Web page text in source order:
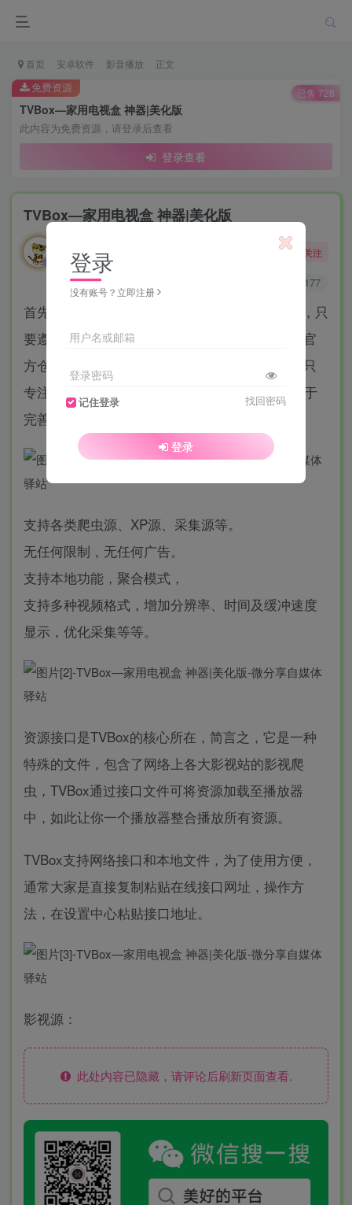
首页 安卓软件 影音播放 正文
TVBox—家用电视盒 神器|美化版
此内容为免费资源，请登录后查看
登录查看
免费资源 已售 728
TVBox—家用电视盒 神器|美化版
酒醒只在花前坐，酒醉还来花下眠。
关注
1177
首先，TVBox官方的作者只是在Github开源项目，只
要遵守协议，任何人均可通过项目生成APK，即官
方仓库开源版，也就是TVBox原版。目前开发者只
专注于功能上的扩展和维护，它的功能也已经臻于
完善。
支持各类爬虫源、XP源、采集源等。
无任何限制，无任何广告。
支持本地功能，聚合模式，
支持多种视频格式，增加分辨率、时间及缓冲速度
显示，优化采集等等。
资源接口是TVBox的核心所在，简言之，它是一种
特殊的文件，包含了网络上各大影视站的影视爬
虫，TVBox通过接口文件可将资源加载至播放器
中，如此让你一个播放器整合播放所有资源。
TVBox支持网络接口和本地文件，为了使用方便，
通常大家是直接复制粘贴在线接口网址，操作方
法，在设置中心粘贴接口地址。
影视源：
此处内容已隐藏，请评论后刷新页面查看.
登录
没有账号？立即注册
用户名或邮箱
登录密码
记住登录 找回密码
登录